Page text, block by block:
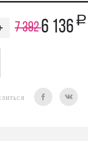
7 3926 136 a